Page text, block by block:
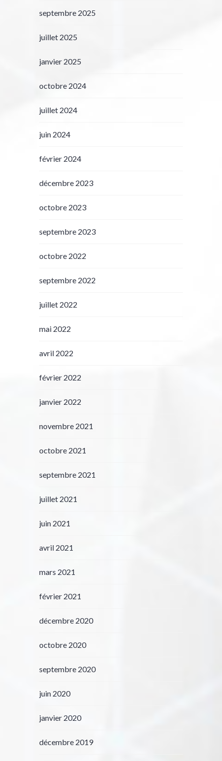
septembre 2025
juillet 2025
janvier 2025
octobre 2024
juillet 2024
juin 2024
février 2024
décembre 2023
octobre 2023
septembre 2023
octobre 2022
septembre 2022
juillet 2022
mai 2022
avril 2022
février 2022
janvier 2022
novembre 2021
octobre 2021
septembre 2021
juillet 2021
juin 2021
avril 2021
mars 2021
février 2021
décembre 2020
octobre 2020
septembre 2020
juin 2020
janvier 2020
décembre 2019